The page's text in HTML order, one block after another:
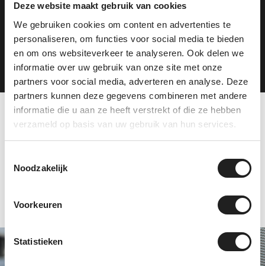
Deze website maakt gebruik van cookies
We gebruiken cookies om content en advertenties te
personaliseren, om functies voor social media te bieden
en om ons websiteverkeer te analyseren. Ook delen we
informatie over uw gebruik van onze site met onze
partners voor social media, adverteren en analyse. Deze
partners kunnen deze gegevens combineren met andere
informatie die u aan ze heeft verstrekt of die ze hebben
verzameld op basis van uw gebruik van hun services.
Noodzakelijk
Voorkeuren
Statistieken
Geen koffie? De koelkast is goed gevuld.
Plan je route
Tevreden klanten over